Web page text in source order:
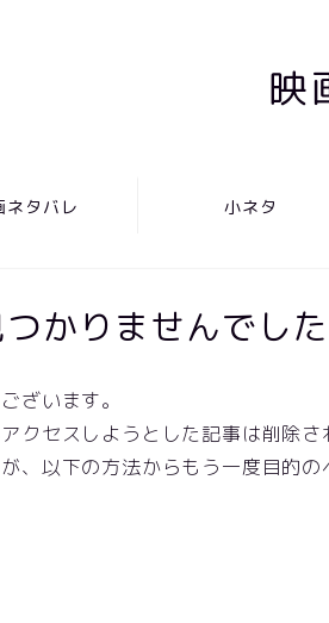
映
ネタバレ 小ネタ
かりませんでした
ざいます。
クセスしようとした記事は削除さ
、以下の方法からもう一度目的